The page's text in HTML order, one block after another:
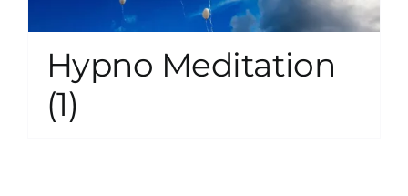
Hypno Meditation
(1)